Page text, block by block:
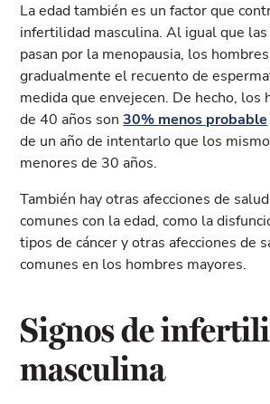
La edad también es un factor que
infertilidad masculina. Al igual que
pasan por la menopausia, los
gradualmente el recuento de
medida que envejecen. De hecho, los
de 40 años son30% menos probable
de un año de intentarlo que los
menores de 30 años.
También hay otras afecciones de
comunes con la edad, como la
tipos de cáncer y otras afecciones de
comunes en los hombres mayores.
Signos de
masculina